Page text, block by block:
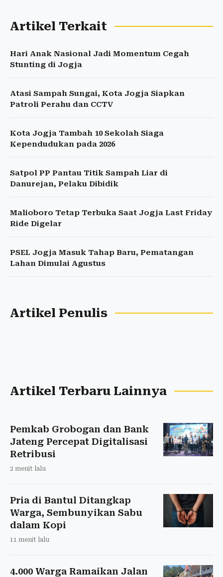
Artikel Terkait
Hari Anak Nasional Jadi Momentum Cegah
Stunting di Jogja
Atasi Sampah Sungai, Kota Jogja Siapkan
Patroli Perahu dan CCTV
Kota Jogja Tambah 10 Sekolah Siaga
Kependudukan pada 2026
Satpol PP Pantau Titik Sampah Liar di
Danurejan, Pelaku Dibidik
Malioboro Tetap Terbuka Saat Jogja Last Friday
Ride Digelar
PSEL Jogja Masuk Tahap Baru, Pematangan
Lahan Dimulai Agustus
Artikel Penulis
Artikel Terbaru Lainnya
Pemkab Grobogan dan Bank
Jateng Percepat Digitalisasi
Retribusi
2 menit lalu
Pria di Bantul Ditangkap
Warga, Sembunyikan Sabu
dalam Kopi
11 menit lalu
4.000 Warga Ramaikan Jalan